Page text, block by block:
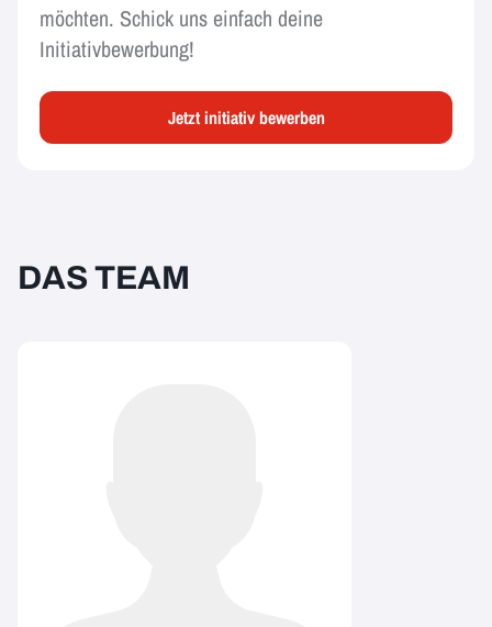
möchten. Schick uns einfach deine
Initiativbewerbung!
Jetzt initiativ bewerben
DAS TEAM